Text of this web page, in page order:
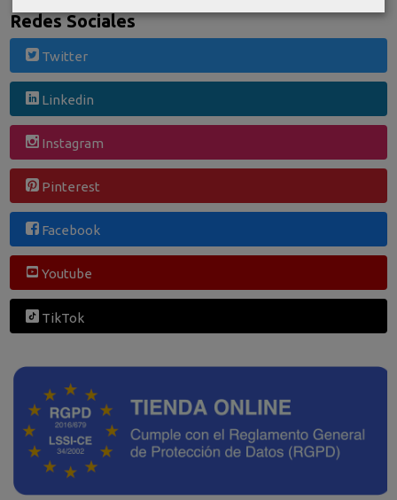
Redes Sociales
Twitter
Linkedin
Instagram
Pinterest
Facebook
Youtube
TikTok